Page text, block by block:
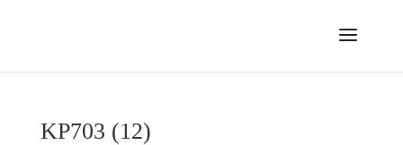
KP703 (12)